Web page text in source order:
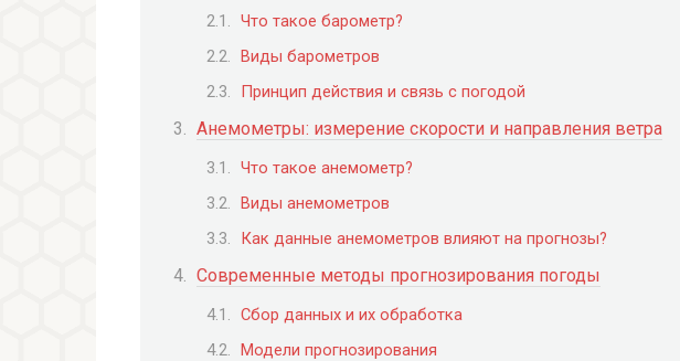
Что такое барометр?
Виды барометров
Принцип действия и связь с погодой
Анемометры: измерение скорости и направления ветра
Что такое анемометр?
Виды анемометров
Как данные анемометров влияют на прогнозы?
Современные методы прогнозирования погоды
Сбор данных и их обработка
Модели прогнозирования